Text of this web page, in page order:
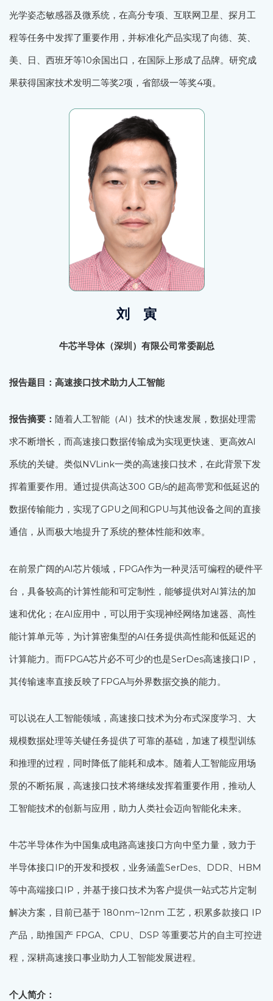
光学姿态敏感器及微系统，在高分专项、互联网卫星、探月工
程等任务中发挥了重要作用，并标准化产品实现了向德、英、
美、日、西班牙等10余国出口，在国际上形成了品牌。研究成
果获得国家技术发明二等奖2项，省部级一等奖4项。
刘 寅
牛芯半导体（深圳）有限公司常委副总
报告题目：高速接口技术助力人工智能
报告摘要： 随着人工智能（AI）技术的快速发展，数据处理需
求不断增长，而高速接口数据传输成为实现更快速、更高效AI
系统的关键。类似NVLink一类的高速接口技术，在此背景下发
挥着重要作用。通过提供高达300 GB/s的超高带宽和低延迟的
数据传输能力，实现了GPU之间和GPU与其他设备之间的直接
通信，从而极大地提升了系统的整体性能和效率。
在前景广阔的AI芯片领域，FPGA作为一种灵活可编程的硬件平
台，具备较高的计算性能和可定制性，能够提供对AI算法的加
速和优化；在AI应用中，可以用于实现神经网络加速器、高性
能计算单元等，为计算密集型的AI任务提供高性能和低延迟的
计算能力。而FPGA芯片必不可少的也是SerDes高速接口IP，
其传输速率直接反映了FPGA与外界数据交换的能力。
可以说在人工智能领域，高速接口技术为分布式深度学习、大
规模数据处理等关键任务提供了可靠的基础，加速了模型训练
和推理的过程，同时降低了能耗和成本。随着人工智能应用场
景的不断拓展，高速接口技术将继续发挥着重要作用，推动人
工智能技术的创新与应用，助力人类社会迈向智能化未来。
牛芯半导体作为中国集成电路高速接口方向中坚力量，致力于
半导体接口IP的开发和授权，业务涵盖SerDes、DDR、HBM
等中高端接口IP，并基于接口技术为客户提供一站式芯片定制
解决方案，目前已基于 180nm~12nm 工艺，积累多款接口 IP
产品，助推国产 FPGA、CPU、DSP 等重要芯片的自主可控进
程，深耕高速接口事业助力人工智能发展进程。
个人简介：